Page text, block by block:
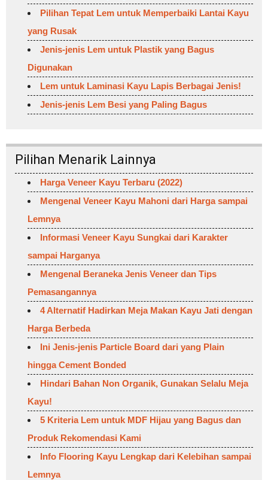
Pilihan Tepat Lem untuk Memperbaiki Lantai Kayu
yang Rusak
Jenis-jenis Lem untuk Plastik yang Bagus
Digunakan
Lem untuk Laminasi Kayu Lapis Berbagai Jenis!
Jenis-jenis Lem Besi yang Paling Bagus
Pilihan Menarik Lainnya
Harga Veneer Kayu Terbaru (2022)
Mengenal Veneer Kayu Mahoni dari Harga sampai
Lemnya
Informasi Veneer Kayu Sungkai dari Karakter
sampai Harganya
Mengenal Beraneka Jenis Veneer dan Tips
Pemasangannya
4 Alternatif Hadirkan Meja Makan Kayu Jati dengan
Harga Berbeda
Ini Jenis-jenis Particle Board dari yang Plain
hingga Cement Bonded
Hindari Bahan Non Organik, Gunakan Selalu Meja
Kayu!
5 Kriteria Lem untuk MDF Hijau yang Bagus dan
Produk Rekomendasi Kami
Info Flooring Kayu Lengkap dari Kelebihan sampai
Lemnya